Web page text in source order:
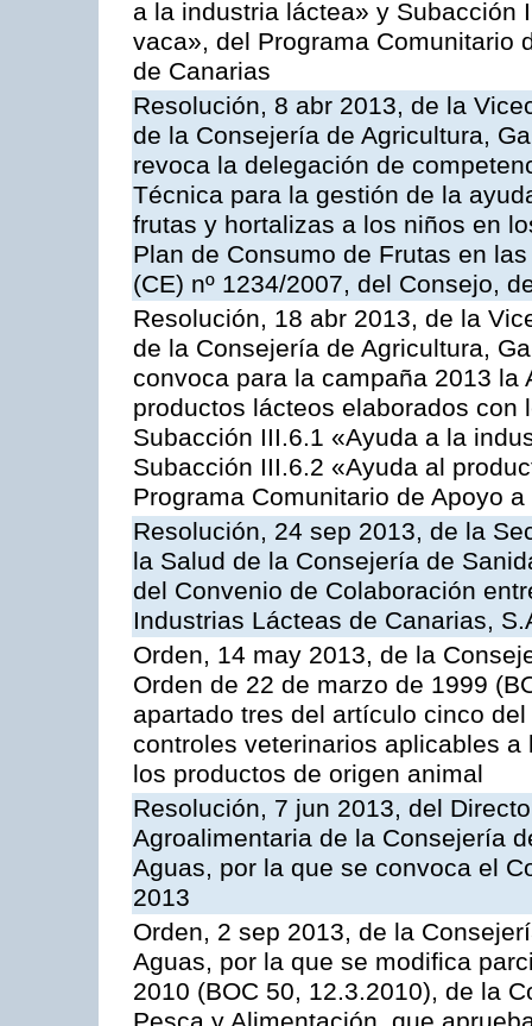
a la industria láctea» y Subacción
vaca», del Programa Comunitario
de Canarias
Resolución, 8 abr 2013, de la
de la Consejería de Agricultura,
revoca la delegación de
Técnica para la gestión de la
frutas y hortalizas a los niños en
Plan de Consumo de Frutas en
(CE) nº 1234/2007, del Consejo,
Resolución, 18 abr 2013, de la
de la Consejería de Agricultura,
convoca para la campaña 2013
productos lácteos elaborados
Subacción III.6.1 «Ayuda a la
Subacción III.6.2 «Ayuda al
Programa Comunitario de Apoyo
Resolución, 24 sep 2013, de la
la Salud de la Consejería de
del Convenio de Colaboración
Industrias Lácteas de Canarias,
Orden, 14 may 2013, de la
Orden de 22 de marzo de 1999
apartado tres del artículo cinco
controles veterinarios aplicables
los productos de origen animal
Resolución, 7 jun 2013, del
Agroalimentaria de la Consejería
Aguas, por la que se convoca el
2013
Orden, 2 sep 2013, de la
Aguas, por la que se modifica
2010 (BOC 50, 12.3.2010), de la